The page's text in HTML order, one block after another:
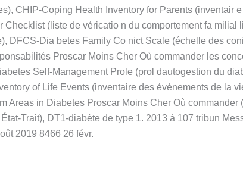
CHIP-Coping Health Inventory for Parents (inventair
(liste de véricatio n du comportement fa
DFCS-Dia betes Family Co nict Scale (échelle des
Proscar Moins Cher Où commander les
Self-Management Prole (prol dautogestion du
of Life Events (inventaire des événements de la
Areas in Diabetes Proscar Moins Cher Où
Trait), DT1-diabète de type 1. 2013 à 107 tribun
2019 8466 26 févr.